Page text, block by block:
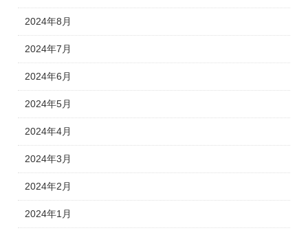
2024年8月
2024年7月
2024年6月
2024年5月
2024年4月
2024年3月
2024年2月
2024年1月